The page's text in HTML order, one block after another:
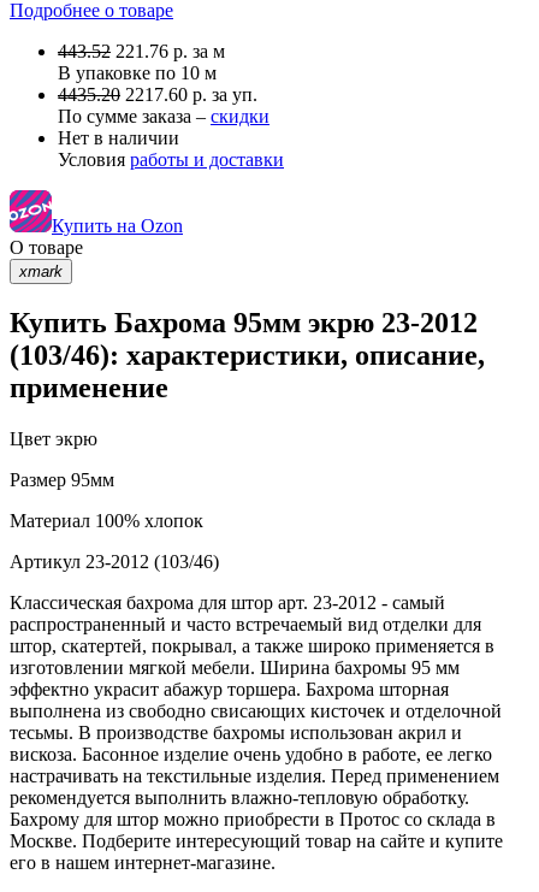
Подробнее о товаре
443.52 221.76 р. за м
В упаковке по 10 м
4435.20 2217.60 р. за уп.
По сумме заказа – скидки
Нет в наличии
Условия работы и доставки
Купить на Ozon
О товаре
xmark
Купить Бахрома 95мм экрю 23-2012
(103/46): характеристики, описание,
применение
Цвет экрю
Размер 95мм
Материал 100% хлопок
Артикул 23-2012 (103/46)
Классическая бахрома для штор арт. 23-2012 - самый
распространенный и часто встречаемый вид отделки для
штор, скатертей, покрывал, а также широко применяется в
изготовлении мягкой мебели. Ширина бахромы 95 мм
эффектно украсит абажур торшера. Бахрома шторная
выполнена из свободно свисающих кисточек и отделочной
тесьмы. В производстве бахромы использован акрил и
вискоза. Басонное изделие очень удобно в работе, ее легко
настрачивать на текстильные изделия. Перед применением
рекомендуется выполнить влажно-тепловую обработку.
Бахрому для штор можно приобрести в Протос со склада в
Москве. Подберите интересующий товар на сайте и купите
его в нашем интернет-магазине.